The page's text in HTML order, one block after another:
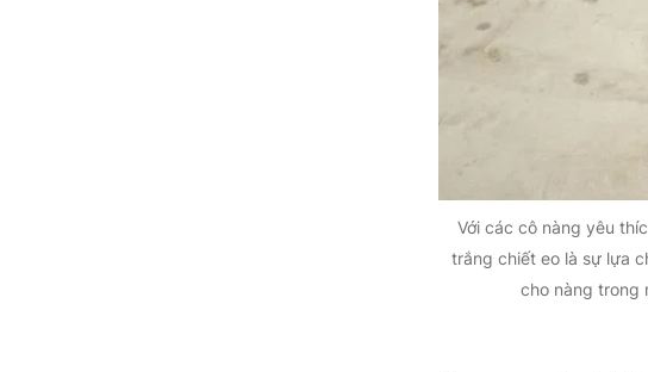
Với các cô nàng yêu
trắng chiết eo là sự lựa
cho nàng trong